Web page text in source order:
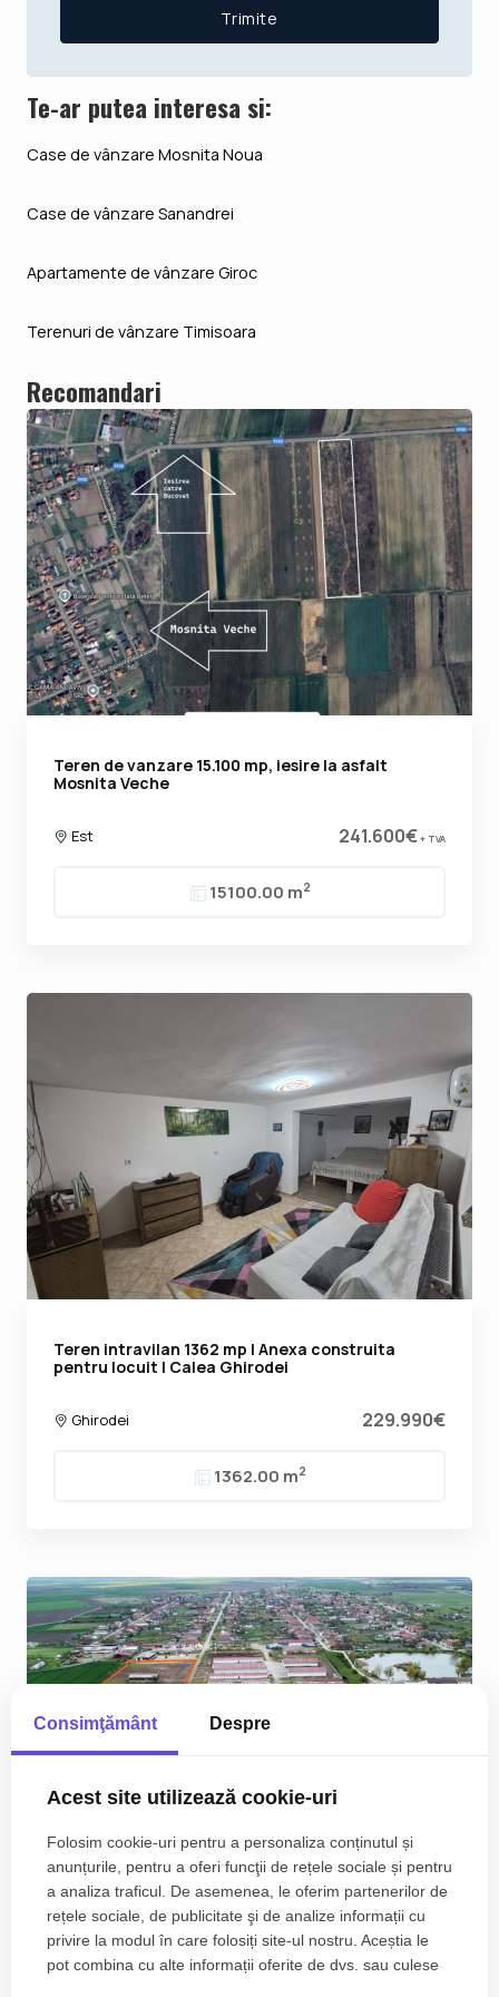
Te-ar putea interesa si:
Case de vânzare Mosnita Noua
Case de vânzare Sanandrei
Apartamente de vânzare Giroc
Terenuri de vânzare Timisoara
Recomandari
Teren de vanzare 15.100 mp, iesire la asfalt
Mosnita Veche
Est 241.600€+ TVA
15100.00 m2
Teren intravilan 1362 mp | Anexa construita
pentru locuit | Calea Ghirodei
Ghirodei 229.990€
1362.00 m2
Teren intravilan cu suprafata de 58.340 mp, in
Sanmartinul Sarbesc
Consimţământ Despre
Acest site utilizează cookie-uri
Folosim cookie-uri pentru a personaliza conținutul și
anunțurile, pentru a oferi funcţii de rețele sociale și pentru
a analiza traficul. De asemenea, le oferim partenerilor de
rețele sociale, de publicitate şi de analize informații cu
privire la modul în care folosiți site-ul nostru. Aceștia le
pot combina cu alte informații oferite de dvs. sau culese